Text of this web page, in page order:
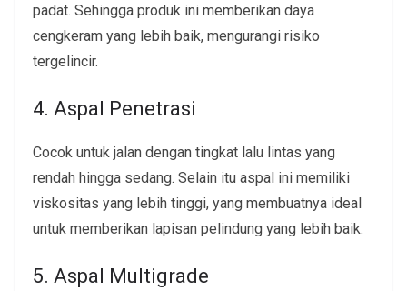
padat. Sehingga produk ini memberikan daya
cengkeram yang lebih baik, mengurangi risiko
tergelincir.
4. Aspal Penetrasi
Cocok untuk jalan dengan tingkat lalu lintas yang
rendah hingga sedang. Selain itu aspal ini memiliki
viskositas yang lebih tinggi, yang membuatnya ideal
untuk memberikan lapisan pelindung yang lebih baik.
5. Aspal Multigrade